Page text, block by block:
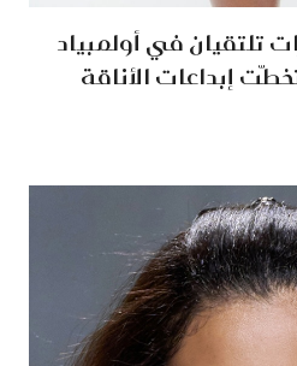
تلتقيان في أولمبياد